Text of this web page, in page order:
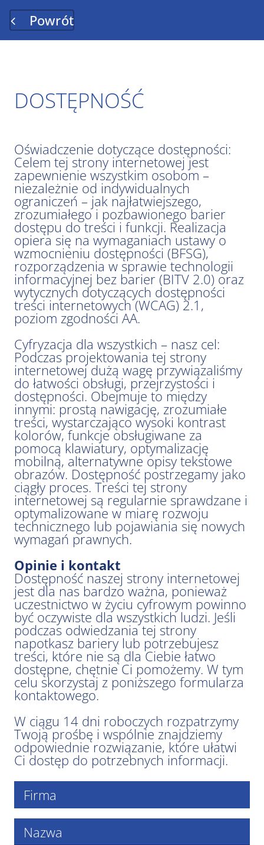
Powrót
DOSTĘPNOŚĆ
Oświadczenie dotyczące dostępności:
Celem tej strony internetowej jest
zapewnienie wszystkim osobom –
niezależnie od indywidualnych
ograniczeń – jak najłatwiejszego,
zrozumiałego i pozbawionego barier
dostępu do treści i funkcji. Realizacja
opiera się na wymaganiach ustawy o
wzmocnieniu dostępności (BFSG),
rozporządzenia w sprawie technologii
informacyjnej bez barier (BITV 2.0) oraz
wytycznych dotyczących dostępności
treści internetowych (WCAG) 2.1,
poziom zgodności AA.
Cyfryzacja dla wszystkich – nasz cel:
Podczas projektowania tej strony
internetowej dużą wagę przywiązaliśmy
do łatwości obsługi, przejrzystości i
dostępności. Obejmuje to między
innymi: prostą nawigację, zrozumiałe
treści, wystarczająco wysoki kontrast
kolorów, funkcje obsługiwane za
pomocą klawiatury, optymalizację
mobilną, alternatywne opisy tekstowe
obrazów. Dostępność postrzegamy jako
ciągły proces. Treści tej strony
internetowej są regularnie sprawdzane i
optymalizowane w miarę rozwoju
technicznego lub pojawiania się nowych
wymagań prawnych.
Opinie i kontakt
Dostępność naszej strony internetowej
jest dla nas bardzo ważna, ponieważ
uczestnictwo w życiu cyfrowym powinno
być oczywiste dla wszystkich ludzi. Jeśli
podczas odwiedzania tej strony
napotkasz bariery lub potrzebujesz
treści, które nie są dla Ciebie łatwo
dostępne, chętnie Ci pomożemy. W tym
celu skorzystaj z poniższego formularza
kontaktowego.
W ciągu 14 dni roboczych rozpatrzymy
Twoją prośbę i wspólnie znajdziemy
odpowiednie rozwiązanie, które ułatwi
Ci dostęp do potrzebnych informacji.